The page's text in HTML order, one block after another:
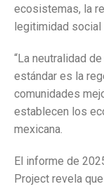
ecosistemas, la
legitimidad social
“La neutralidad
estándar es la
comunidades
establecen los
mexicana.
El informe de
Project revela